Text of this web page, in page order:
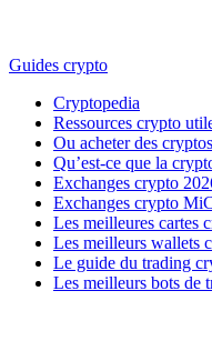
Guides crypto
Cryptopedia
Ressources crypto
Ou acheter des
Qu’est-ce que la
Exchanges crypto
Exchanges crypto
Les meilleures cartes
Les meilleurs wallets
Le guide du trading
Les meilleurs bots de